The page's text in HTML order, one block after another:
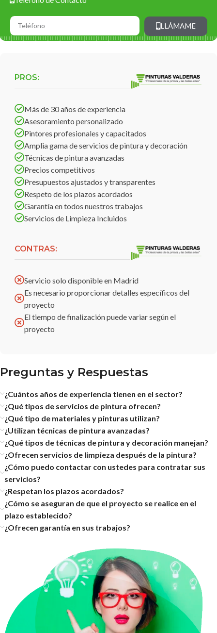
LLÁMAME
PROS:
Más de 30 años de experiencia
Asesoramiento personalizado
Pintores profesionales y capacitados
Amplia gama de servicios de pintura y decoración
Técnicas de pintura avanzadas
Precios competitivos
Presupuestos ajustados y transparentes
Respeto de los plazos acordados
Garantía en todos nuestros trabajos
Servicios de Limpieza Incluidos
CONTRAS:
Servicio solo disponible en Madrid
Es necesario proporcionar detalles específicos del
proyecto
El tiempo de finalización puede variar según el
proyecto
Preguntas y Respuestas
¿Cuántos años de experiencia tienen en el sector?
¿Qué tipos de servicios de pintura ofrecen?
¿Qué tipo de materiales y pinturas utilizan?
¿Utilizan técnicas de pintura avanzadas?
¿Qué tipos de técnicas de pintura y decoración manejan?
¿Ofrecen servicios de limpieza después de la pintura?
¿Cómo puedo contactar con ustedes para contratar sus
servicios?
¿Respetan los plazos acordados?
¿Cómo se aseguran de que el proyecto se realice en el
plazo establecido?
¿Ofrecen garantía en sus trabajos?